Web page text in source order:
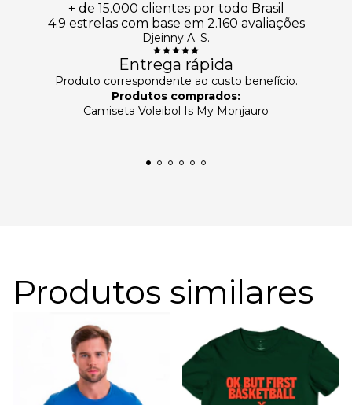
+ de 15.000 clientes por todo Brasil
4.9 estrelas com base em 2.160 avaliações
Djeinny A. S.
Entrega rápida
Produto correspondente ao custo benefício.
Produtos comprados:
Camiseta Voleibol Is My Monjauro
Produtos similares